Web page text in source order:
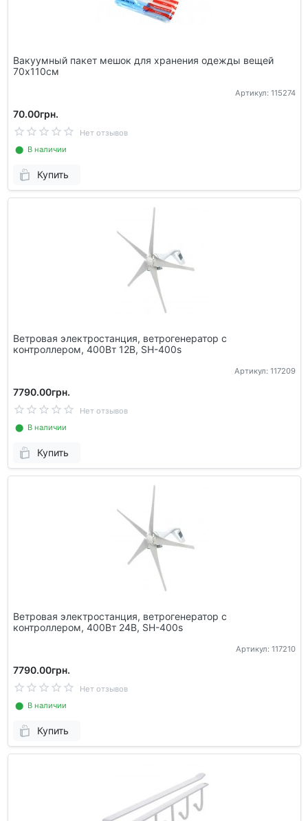
Вакуумный пакет мешок для хранения одежды вещей
70х110см
Артикул: 115274
70.00грн.
Нет отзывов
⬤ В наличии
Купить
Ветровая электростанция, ветрогенератор с
контроллером, 400Вт 12В, SH-400s
Артикул: 117209
7790.00грн.
Нет отзывов
⬤ В наличии
Купить
Ветровая электростанция, ветрогенератор с
контроллером, 400Вт 24В, SH-400s
Артикул: 117210
7790.00грн.
Нет отзывов
⬤ В наличии
Купить